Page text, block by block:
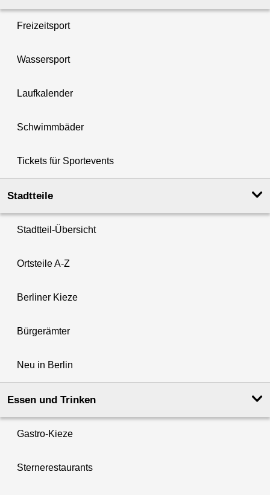
Freizeitsport
Wassersport
Laufkalender
Schwimmbäder
Tickets für Sportevents
Stadtteile
Stadtteil-Übersicht
Ortsteile A-Z
Berliner Kieze
Bürgerämter
Neu in Berlin
Essen und Trinken
Gastro-Kieze
Sternerestaurants